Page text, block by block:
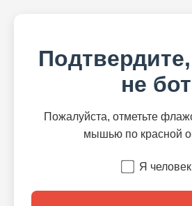
не бот
Пожалуйста, отметьте
мышью по красной
Я человек